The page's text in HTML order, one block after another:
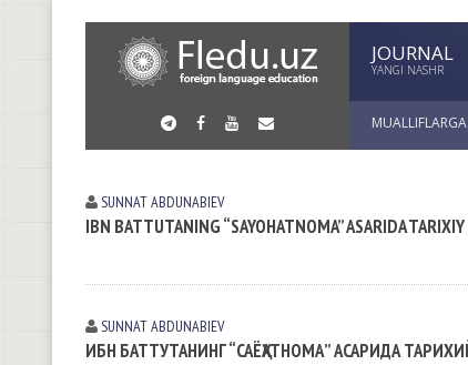
JOURNAL
YANGI NASHR
MUALLIFLARGA
SUNNAT АBDUNАBIEV
IBN BATTUTANING “SAYOHATNOMA” ASARIDA
SUNNAT АBDUNАBIEV
ИБН БАТТУТАНИНГ “САЁҲАТНОМА” АСАРИДА